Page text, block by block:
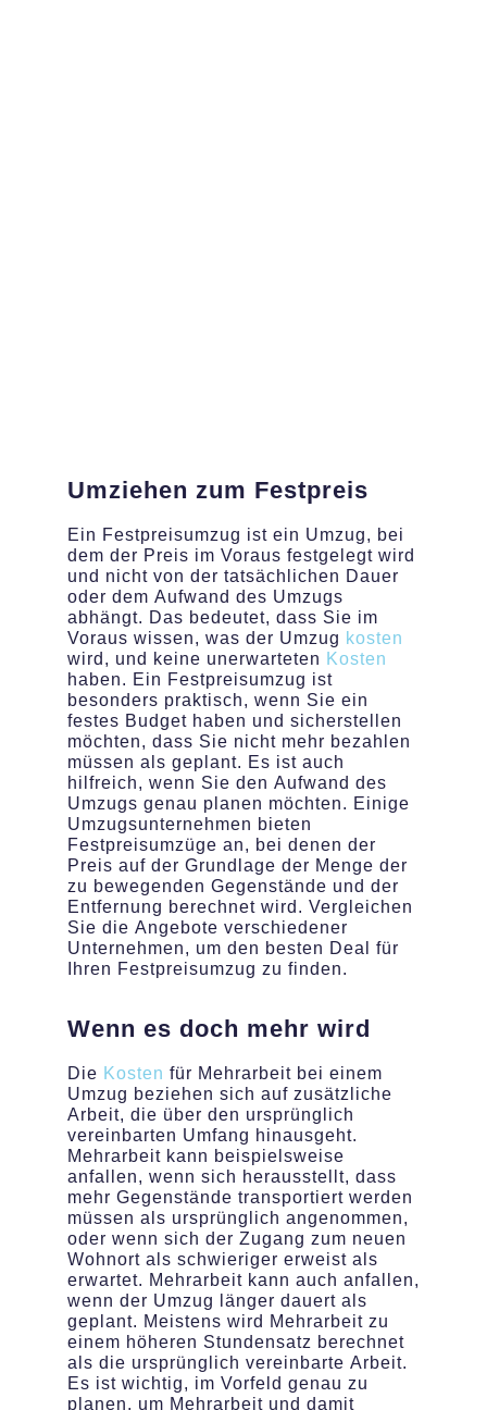
Umziehen zum Festpreis
Ein Festpreisumzug ist ein Umzug, bei
dem der Preis im Voraus festgelegt wird
und nicht von der tatsächlichen Dauer
oder dem Aufwand des Umzugs
abhängt. Das bedeutet, dass Sie im
Voraus wissen, was der Umzug kosten
wird, und keine unerwarteten Kosten
haben. Ein Festpreisumzug ist
besonders praktisch, wenn Sie ein
festes Budget haben und sicherstellen
möchten, dass Sie nicht mehr bezahlen
müssen als geplant. Es ist auch
hilfreich, wenn Sie den Aufwand des
Umzugs genau planen möchten. Einige
Umzugsunternehmen bieten
Festpreisumzüge an, bei denen der
Preis auf der Grundlage der Menge der
zu bewegenden Gegenstände und der
Entfernung berechnet wird. Vergleichen
Sie die Angebote verschiedener
Unternehmen, um den besten Deal für
Ihren Festpreisumzug zu finden.
Wenn es doch mehr wird
Die Kosten für Mehrarbeit bei einem
Umzug beziehen sich auf zusätzliche
Arbeit, die über den ursprünglich
vereinbarten Umfang hinausgeht.
Mehrarbeit kann beispielsweise
anfallen, wenn sich herausstellt, dass
mehr Gegenstände transportiert werden
müssen als ursprünglich angenommen,
oder wenn sich der Zugang zum neuen
Wohnort als schwieriger erweist als
erwartet. Mehrarbeit kann auch anfallen,
wenn der Umzug länger dauert als
geplant. Meistens wird Mehrarbeit zu
einem höheren Stundensatz berechnet
als die ursprünglich vereinbarte Arbeit.
Es ist wichtig, im Vorfeld genau zu
planen, um Mehrarbeit und damit